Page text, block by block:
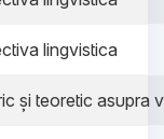
lingvistica
și teoretic asupra